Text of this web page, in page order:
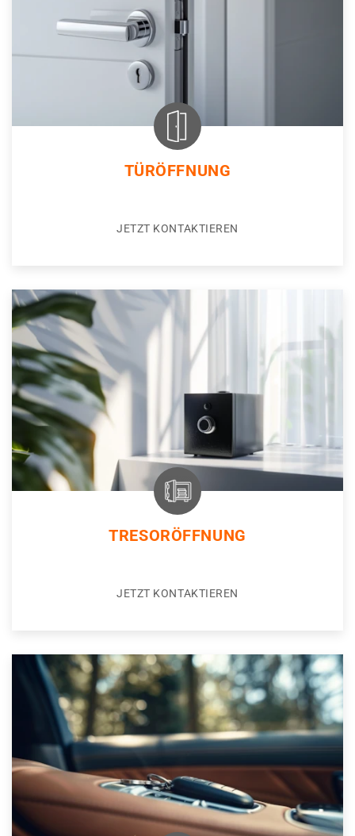
TÜRÖFFNUNG
JETZT KONTAKTIEREN
TRESORÖFFNUNG
JETZT KONTAKTIEREN